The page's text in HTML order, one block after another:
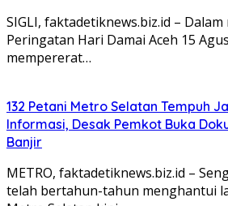
‎‎SIGLI, faktadetiknews.biz.id –
Peringatan Hari Damai Aceh 15
mempererat…
132 Petani Metro Selatan Tempuh
Informasi, Desak Pemkot Buka
Banjir
METRO, faktadetiknews.biz.id –
telah bertahun-tahun menghantui